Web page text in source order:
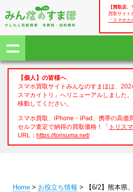
【買取店
買取サイト
「スマホカ
【個人】の皆様へ
スマホ買取サイトみんなのすまほは、
スマカイトリ」へリニューアルしました
移動してください。
スマホ買取、iPhone・iPad、携帯の高価
セルフ査定で納得の買取価格！「 トリス
URL： https://torisuma.net/
Home > お役立ち情報 > 【6/2】熊本県